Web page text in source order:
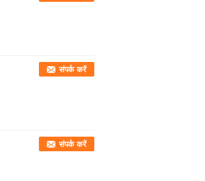
संपर्क करें
संपर्क करें